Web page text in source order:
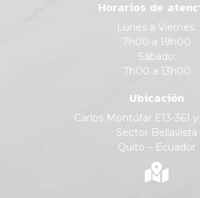
Horarios de
Lunes a Viernes:
7h00 a 19h00
Sábado:
7h00 a 13h00
Ubicación
Carlos Montúfar E13-361
Sector Bellavista
Quito – Ecuador